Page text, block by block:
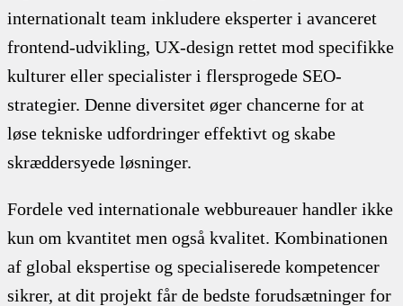
internationalt team inkludere eksperter i avanceret
frontend-udvikling, UX-design rettet mod specifikke
kulturer eller specialister i flersprogede SEO-
strategier. Denne diversitet øger chancerne for at
løse tekniske udfordringer effektivt og skabe
skræddersyede løsninger.
Fordele ved internationale webbureauer handler ikke
kun om kvantitet men også kvalitet. Kombinationen
af global ekspertise og specialiserede kompetencer
sikrer, at dit projekt får de bedste forudsætninger for